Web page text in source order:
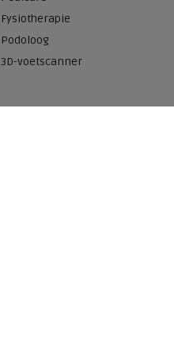
Fysiotherapie
Podoloog
3D-voetscanner